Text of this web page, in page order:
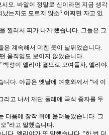
오. 바알이 정말로 신이라면 지금 생각
는지도 모르지 않소? 어쩌면 자고 있
찔러서 피가 나게 했습니다. 그들은 그
계속해서 미친 듯이 날뛰었습니다.
움직임도 보이지 않았습니다.
성이 엘리야 곁으로 모여들자, 엘리야
다. 야곱은 옛날에 여호와께서 “네 이
고 나서 제단 둘레에 곡식 종자를 두
다음에 장작 위에 올려놓았습니다. 그
”라고 말했습니다.
다. 엘리야가 또 말했습니다. “한 번 더